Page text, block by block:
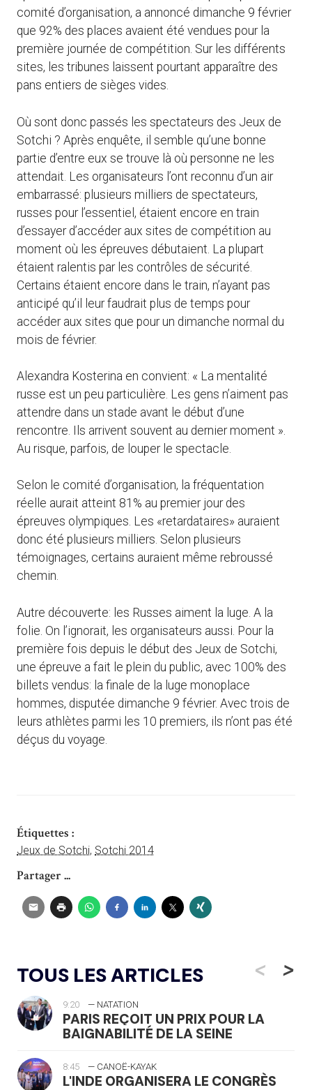
comité d’organisation, a annoncé dimanche 9 février
que 92% des places avaient été vendues pour la
première journée de compétition. Sur les différents
sites, les tribunes laissent pourtant apparaître des
pans entiers de sièges vides.
Où sont donc passés les spectateurs des Jeux de
Sotchi ? Après enquête, il semble qu’une bonne
partie d’entre eux se trouve là où personne ne les
attendait. Les organisateurs l’ont reconnu d’un air
embarrassé: plusieurs milliers de spectateurs,
russes pour l’essentiel, étaient encore en train
d’essayer d’accéder aux sites de compétition au
moment où les épreuves débutaient. La plupart
étaient ralentis par les contrôles de sécurité.
Certains étaient encore dans le train, n’ayant pas
anticipé qu’il leur faudrait plus de temps pour
accéder aux sites que pour un dimanche normal du
mois de février.
Alexandra Kosterina en convient: « La mentalité
russe est un peu particulière. Les gens n’aiment pas
attendre dans un stade avant le début d’une
rencontre. Ils arrivent souvent au dernier moment ».
Au risque, parfois, de louper le spectacle.
Selon le comité d’organisation, la fréquentation
réelle aurait atteint 81% au premier jour des
épreuves olympiques. Les «retardataires» auraient
donc été plusieurs milliers. Selon plusieurs
témoignages, certains auraient même rebroussé
chemin.
Autre découverte: les Russes aiment la luge. A la
folie. On l’ignorait, les organisateurs aussi. Pour la
première fois depuis le début des Jeux de Sotchi,
une épreuve a fait le plein du public, avec 100% des
billets vendus: la finale de la luge monoplace
hommes, disputée dimanche 9 février. Avec trois de
leurs athlètes parmi les 10 premiers, ils n’ont pas été
déçus du voyage.
Étiquettes :
Jeux de Sotchi, Sotchi 2014
Partager ...
TOUS LES ARTICLES <
9:20 — NATATION
PARIS REÇOIT UN PRIX POUR LA
BAIGNABILITÉ DE LA SEINE
8:45 — CANOË-KAYAK
L'INDE ORGANISERA LE CONGRÈS
>